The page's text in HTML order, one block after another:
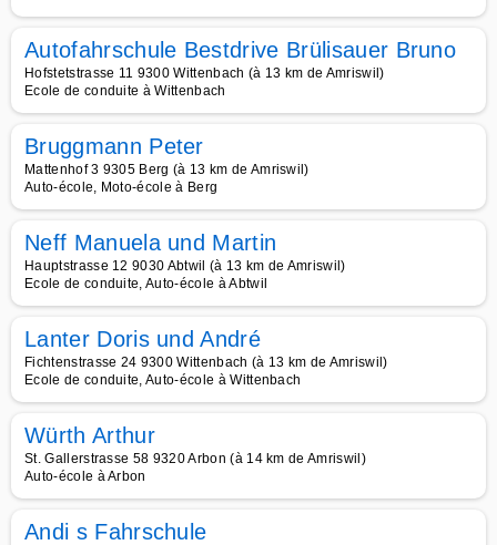
Autofahrschule Bestdrive Brülisauer Bruno
Hofstetstrasse 11 9300 Wittenbach (à 13 km de Amriswil)
Ecole de conduite à Wittenbach
Bruggmann Peter
Mattenhof 3 9305 Berg (à 13 km de Amriswil)
Auto-école, Moto-école à Berg
Neff Manuela und Martin
Hauptstrasse 12 9030 Abtwil (à 13 km de Amriswil)
Ecole de conduite, Auto-école à Abtwil
Lanter Doris und André
Fichtenstrasse 24 9300 Wittenbach (à 13 km de Amriswil)
Ecole de conduite, Auto-école à Wittenbach
Würth Arthur
St. Gallerstrasse 58 9320 Arbon (à 14 km de Amriswil)
Auto-école à Arbon
Andi s Fahrschule